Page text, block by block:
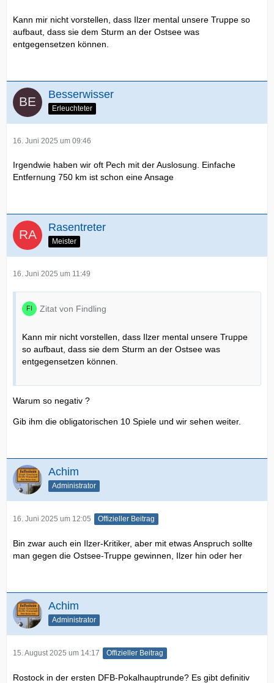
Kann mir nicht vorstellen, dass Ilzer mental unsere Truppe so
aufbaut, dass sie dem Sturm an der Ostsee was
entgegensetzen können.
Besserwisser
Erleuchteter
16. Juni 2025 um 09:46
Irgendwie haben wir oft Pech mit der Auslosung. Einfache
Entfernung 750 km ist schon eine Ansage
Rasentreter
Meister
16. Juni 2025 um 11:49
Zitat von Findling
Kann mir nicht vorstellen, dass Ilzer mental unsere Truppe
so aufbaut, dass sie dem Sturm an der Ostsee was
entgegensetzen können.
Warum so negativ ?
Gib ihm die obligatorischen 10 Spiele und wir sehen weiter.
Achim
Administrator
16. Juni 2025 um 12:05 Offizieller Beitrag
Bin zwar auch ein Ilzer-Kritiker, aber mit etwas Anspruch sollte
man gegen die Ostsee-Truppe gewinnen, Ilzer hin oder her
Achim
Administrator
15. August 2025 um 14:17 Offizieller Beitrag
Rostock in der ersten DFB-Pokalhauptrunde? Es gibt definitiv